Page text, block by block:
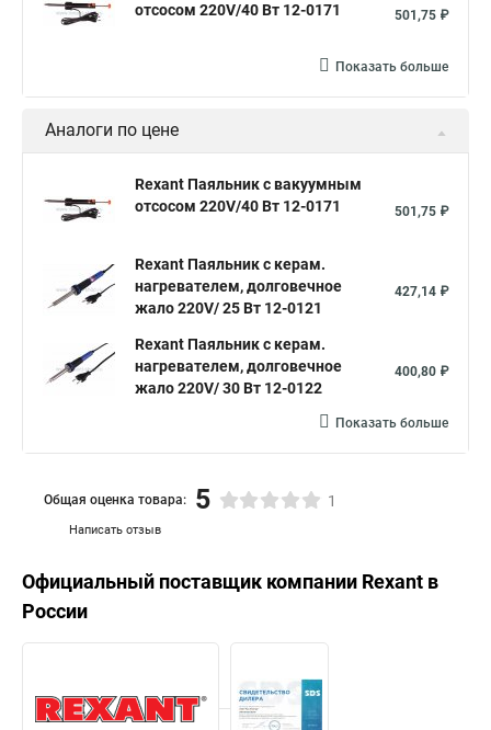
отсосом 220V/40 Вт 12-0171
501,75 ₽
Показать больше
Аналоги по цене
Rexant Паяльник с вакуумным
отсосом 220V/40 Вт 12-0171
501,75 ₽
Rexant Паяльник с керам.
нагревателем, долговечное
жало 220V/ 25 Вт 12-0121
427,14 ₽
Rexant Паяльник с керам.
нагревателем, долговечное
жало 220V/ 30 Вт 12-0122
400,80 ₽
Показать больше
Написать отзыв
Общая оценка товара: 5 1
Официальный поставщик компании Rexant в
России